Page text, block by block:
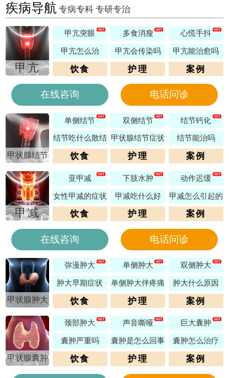
疾病导航 专病专科 专研专治
甲亢
甲亢突眼 多食消瘦 心慌手抖
甲亢怎么治 甲亢会传染吗 甲亢能治愈吗
饮食 护理 案例
在线咨询 电话问诊
甲状腺结节
单侧结节 双侧结节 结节钙化
结节吃什么散结 甲状腺结节症状 结节能治吗
饮食 护理 案例
甲减
亚甲减 下肢水肿 动作迟缓
女性甲减的症状 甲减吃什么好 甲减怎么引起的
饮食 护理 案例
在线咨询 电话问诊
甲状腺肿大
弥漫肿大 单侧肿大 双侧肿大
肿大早期症状 单侧肿大伴疼痛 肿大什么原因
饮食 护理 案例
甲状腺囊肿
颈部肿大 声音嘶哑 巨大囊肿
囊肿严重吗 囊肿是怎么回事 囊肿怎么治疗
饮食 护理 案例